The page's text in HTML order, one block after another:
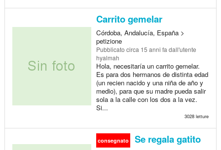
Carrito gemelar
Córdoba, Andalucía, España >
petizione
Pubblicato circa 15 anni fa dall'utente
hyalmah
Hola, necesitaría un carrito gemelar.
Es para dos hermanos de distinta edad
(un recien nacido y una niña de año y
medio), para que su madre pueda salir
sola a la calle con los dos a la vez.
Si...
3028 letture
consegnato Se regala gatito